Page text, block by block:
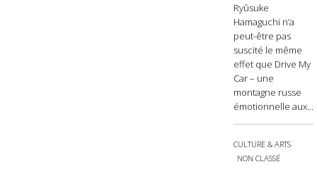
Ryûsuke
Hamaguchi n’a
peut-être pas
suscité le même
effet que Drive My
Car – une
montagne russe
émotionnelle aux...
CULTURE & ARTS
NON CLASSÉ